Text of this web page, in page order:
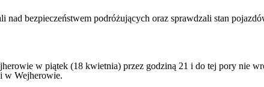
bezpieczeństwem podróżujących oraz sprawdzali stan
w piątek (18 kwietnia) przez godziną 21 i do tej pory nie
w Wejherowie.